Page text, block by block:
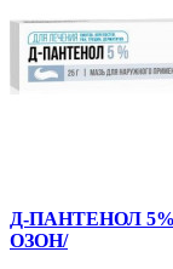
Д-ПАНТЕНОЛ
ОЗОН/